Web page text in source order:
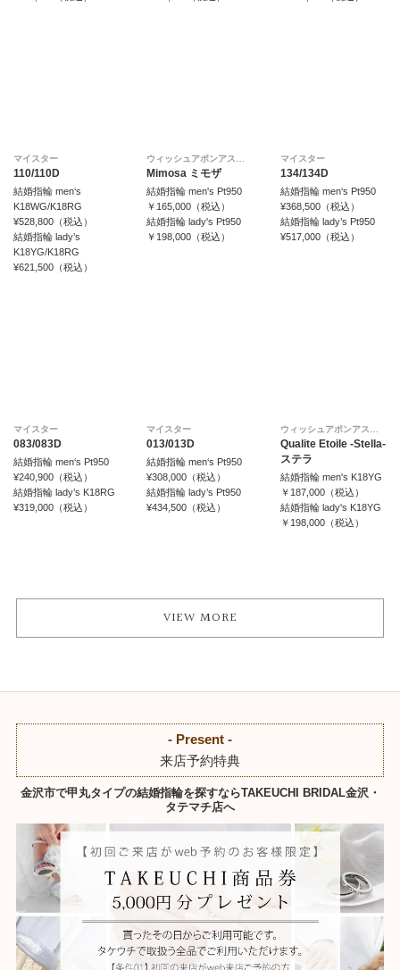
マイスター
110/110D
結婚指輪 men‘s
K18WG/K18RG
¥528,800（税込）
結婚指輪 lady’s
K18YG/K18RG
¥621,500（税込）
Mimosa ミモザ
結婚指輪 men's Pt950
￥165,000（税込）
結婚指輪 lady's Pt950
￥198,000（税込）
マイスター
134/134D
結婚指輪 men‘s Pt950
¥368,500（税込）
結婚指輪 lady’s Pt950
¥517,000（税込）
マイスター
083/083D
結婚指輪 men‘s Pt950
¥240,900（税込）
結婚指輪 lady’s K18RG
¥319,000（税込）
マイスター
013/013D
結婚指輪 men‘s Pt950
¥308,000（税込）
結婚指輪 lady’s Pt950
¥434,500（税込）
Qualite Etoile -Stella-
ステラ
結婚指輪 men's K18YG
￥187,000（税込）
結婚指輪 lady's K18YG
￥198,000（税込）
VIEW MORE
- Present -
来店予約特典
金沢市で甲丸タイプの結婚指輪を探すならTAKEUCHI BRIDAL金沢・
タテマチ店へ